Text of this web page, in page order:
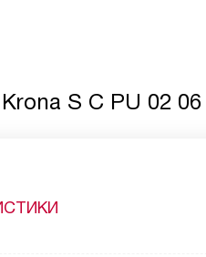
Krona S C PU 02 06